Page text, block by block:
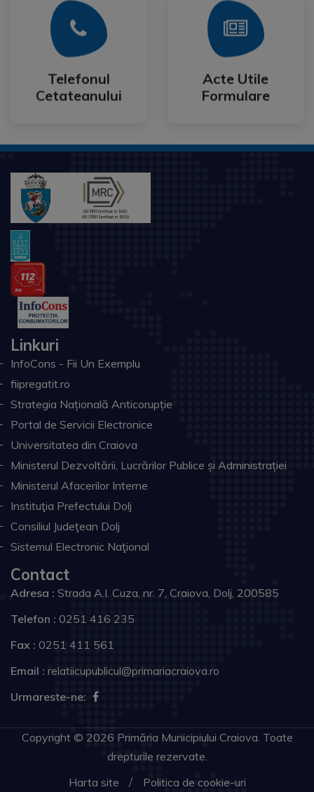
Telefonul
Cetateanului
Telefonul
Cetateanului
Mai Mult
Acte Utile
Formulare
Acte Utile
Formulare
Mai Mult
Linkuri
InfoCons - Fii Un Exemplu
fiipregatit.ro
Strategia Națională Anticorupție
Portal de Servicii Electronice
Universitatea din Craiova
Ministerul Dezvoltării, Lucrărilor Publice și Administrației
Ministerul Afacerilor Interne
Instituţia Prefectului Dolj
Consiliul Judeţean Dolj
Sistemul Electronic Naţional
Contact
Adresa : Strada A.I. Cuza, nr. 7, Craiova, Dolj, 200585
Telefon : 0251 416 235
Fax : 0251 411 561
Email : relatiicupublicul@primariacraiova.ro
Urmareste-ne:
Copyright © 2026 Primăria Municipiului Craiova. Toate
drepturile rezervate.
Harta site
Politica de cookie-uri